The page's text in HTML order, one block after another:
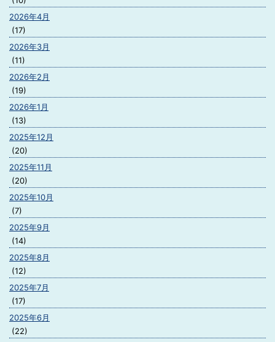
2026年4月
(17)
2026年3月
(11)
2026年2月
(19)
2026年1月
(13)
2025年12月
(20)
2025年11月
(20)
2025年10月
(7)
2025年9月
(14)
2025年8月
(12)
2025年7月
(17)
2025年6月
(22)